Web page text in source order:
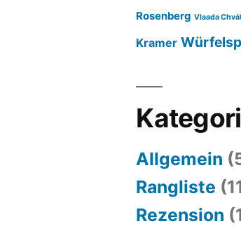
Rosenberg Vlaada
Kramer
Allgemein
Rangliste
Rezension